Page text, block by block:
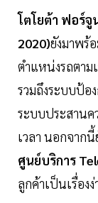
โตโยต้า ฟอร์
2020)ยังมาพร้
ตำแหน่งรถตาม
รวมถึงระบบป้อ
ระบบประสานค
เวลา นอกจาก
ศูนย์บริการ
ลูกค้าเป็นเรื่อง